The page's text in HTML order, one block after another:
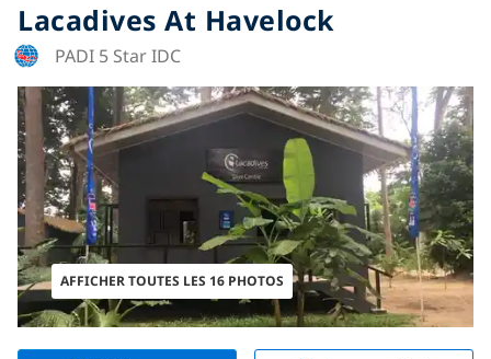
Lacadives At Havelock
PADI 5 Star IDC
AFFICHER TOUTES LES 16 PHOTOS